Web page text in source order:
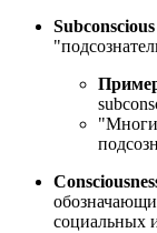
Subconscious
социальных